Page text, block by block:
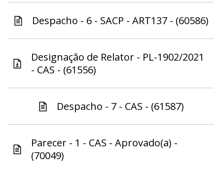
Despacho - 6 - SACP - ART137 - (60586)
Designação de Relator - PL-1902/2021
- CAS - (61556)
Despacho - 7 - CAS - (61587)
Parecer - 1 - CAS - Aprovado(a) -
(70049)